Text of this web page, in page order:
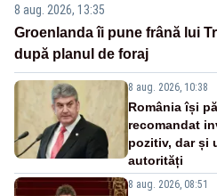
8 aug. 2026, 13:35
Groenlanda îi pune frână lui
după planul de foraj
8 aug. 2026, 10:38
România își
recomandat
pozitiv, dar și
autorități
8 aug. 2026, 08:51